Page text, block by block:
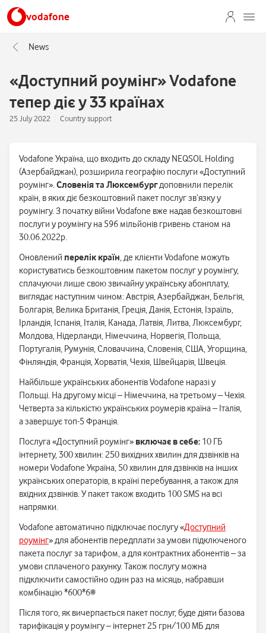
vodafone
News
«Доступний роумінг» Vodafone
тепер діє у 33 країнах
25 July 2022 Country support
Vodafone Україна, що входить до складу NEQSOL Holding
(Азербайджан), розширила географію послуги «Доступний
роумінг».Словенія та Люксембургдоповнили перелік
країн, в яких діє безкоштовний пакет послуг зв’язку у
роумінгу. З початку війни Vodafone вже надав безкоштовні
послуги у роумінгу на 596 мільйонів гривень станом на
30.06.2022р.
Оновлений перелік країн, де клієнти Vodafone можуть
користуватись безкоштовним пакетом послуг у роумінгу,
сплачуючи лише свою звичайну українську абонплату,
виглядає наступним чином: Австрія, Азербайджан, Бельгія,
Болгарія, Велика Британія, Греція, Данія, Естонія, Ізраїль,
Ірландія, Іспанія, Італія, Канада, Латвія, Литва, Люксембург,
Молдова, Нідерланди, Німеччина, Норвегія, Польща,
Португалія, Румунія, Словаччина, Словенія, США, Угорщина,
Фінляндія, Франція, Хорватія, Чехія, Швейцарія, Швеція.
Найбільше українських абонентів Vodafone наразі у
Польщі. На другому місці – Німеччина, на третьому – Чехія.
Четверта за кількістю українських роумерів країна – Італія,
а завершує топ-5 Франція.
Послуга «Доступний роумінг» включає в себе: 10 ГБ
інтернету, 300 хвилин: 250 вихідних хвилин для дзвінків на
номери Vodafone Україна, 50 хвилин для дзвінків на інших
українських операторів, в країні перебування, а також для
вхідних дзвінків. У пакет також входить 100 SMS на всі
напрямки.
Vodafone автоматично підключає послугу «Доступний
роумінг» для абонентів передплати за умови підключеного
пакета послуг за тарифом, а для контрактних абонентів – за
умови сплаченого рахунку. Також послугу можна
підключити самостійно один раз на місяць, набравши
комбінацію *600*6#
Після того, як вичерпається пакет послуг, буде діяти базова
тарифікація у роумінгу – інтернет 25 грн/100 МБ для